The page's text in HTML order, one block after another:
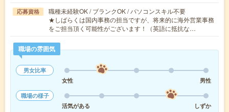
応募資格
職種未経験OK / ブランクOK / パソコンスキル不要
★しばらくは国内事務の担当ですが、将来的に海外営業事務
をご担当頂く可能性がございます！（英語に抵抗な…
職場の雰囲気
男女比率
女性
男性
職場の様子
活気がある
しずか